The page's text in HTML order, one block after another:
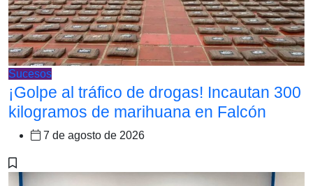
Sucesos
¡Golpe al tráfico de drogas! Incautan 300
kilogramos de marihuana en Falcón
7 de agosto de 2026